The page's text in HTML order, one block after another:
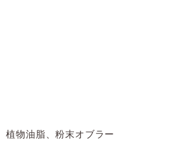
植物油脂、粉末オブラー